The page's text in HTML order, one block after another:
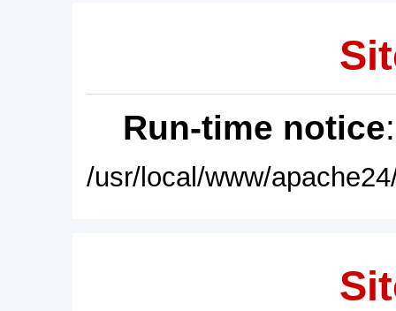
Run-time notice
/usr/local/www/